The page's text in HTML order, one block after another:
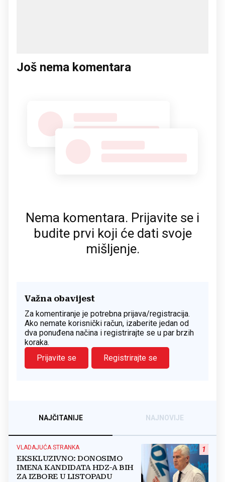
Još nema komentara
Nema komentara. Prijavite se i
budite prvi koji će dati svoje
mišljenje.
Važna obavijest
Za komentiranje je potrebna prijava/registracija.
Ako nemate korisnički račun, izaberite jedan od
dva ponuđena načina i registrirajte se u par brzih
koraka.
Prijavite se
Registrirajte se
NAJČITANIJE NAJNOVIJE
1
VLADAJUĆA STRANKA
EKSKLUZIVNO: DONOSIMO
IMENA KANDIDATA HDZ-A BIH
ZA IZBORE U LISTOPADU